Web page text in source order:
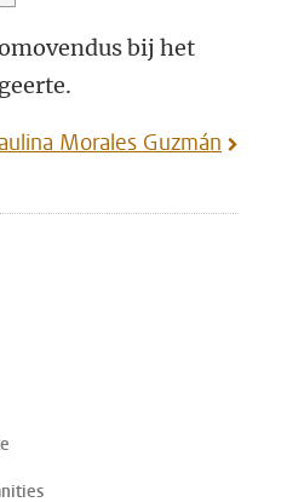
bij het
Morales Guzmán
via Mastodon